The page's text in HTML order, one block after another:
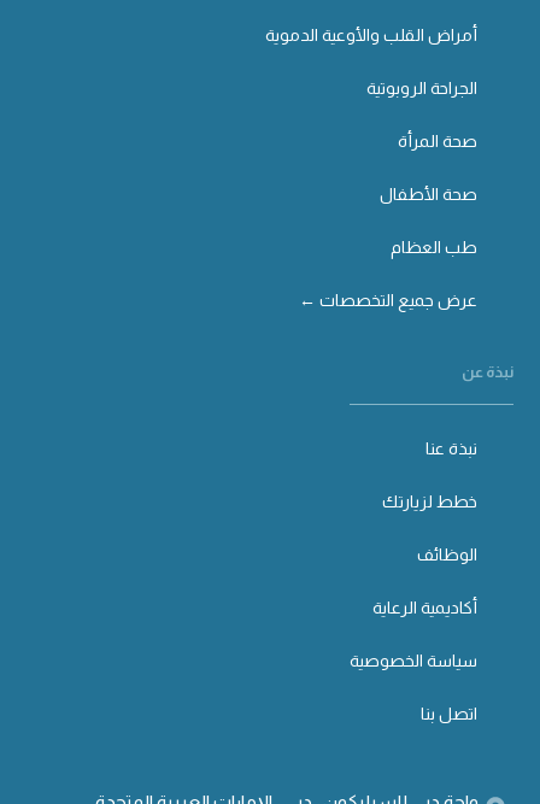
أمراض القلب والأوعية الدموية
الجراحة الروبوتية
صحة المرأة
صحة الأطفال
طب العظام
عرض جميع التخصصات ←
نبذة عن
نبذة عنا
خطط لزيارتك
الوظائف
أكاديمية الرعاية
سياسة الخصوصية
اتصل بنا